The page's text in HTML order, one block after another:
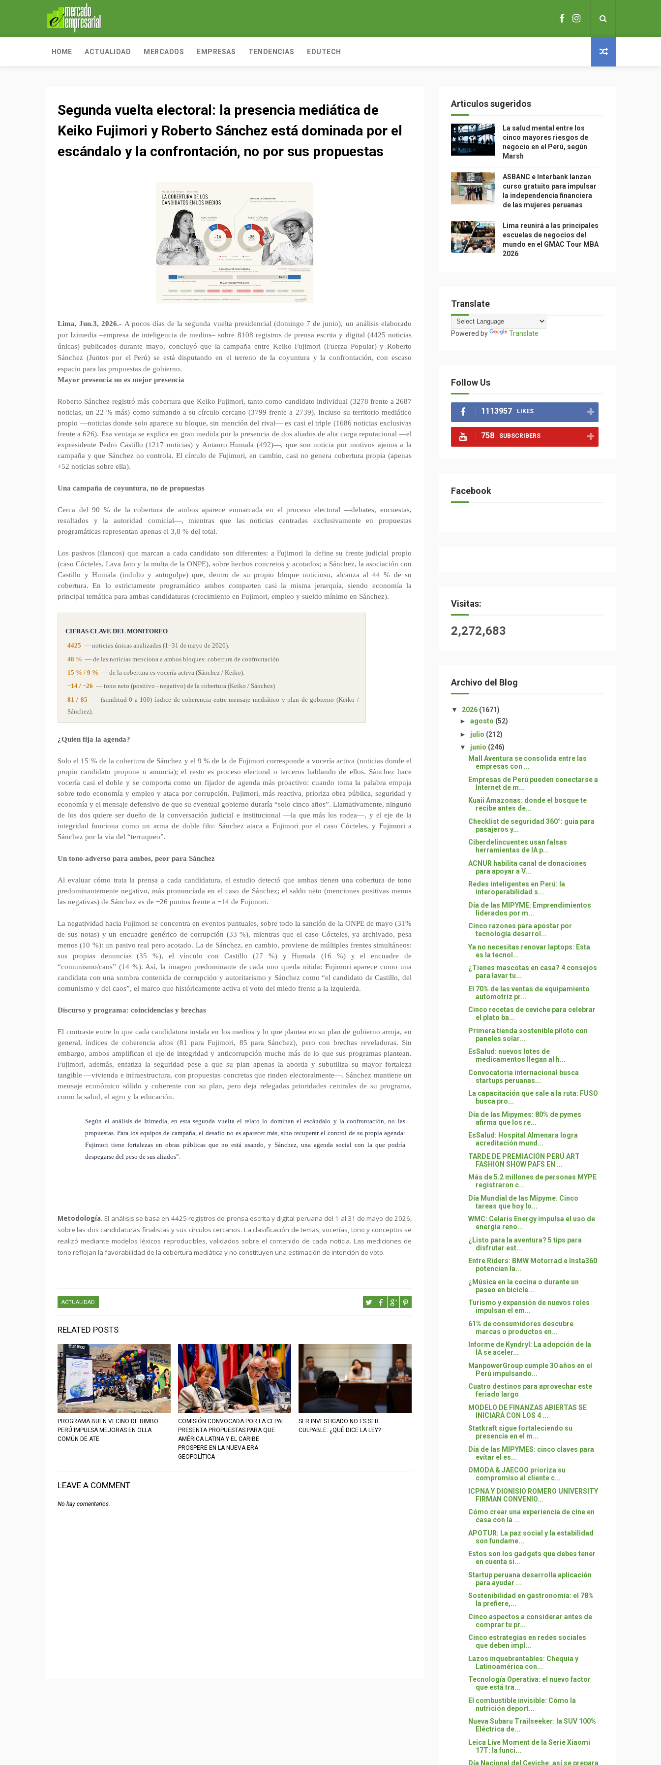
HOME ACTUALIDAD MERCADOS EMPRESAS TENDENCIAS EDUTECH
Segunda vuelta electoral: la presencia mediática de
Keiko Fujimori y Roberto Sánchez está dominada por el
escándalo y la confrontación, no por sus propuestas
Lima, Jun.3, 2026.- A pocos días de la segunda vuelta presidencial (domingo 7 de junio), un análisis elaborado
por Izimedia –empresa de inteligencia de medios– sobre 8108 registros de prensa escrita y digital (4425 noticias
únicas) publicados durante mayo, concluyó que la campaña entre Keiko Fujimori (Fuerza Popular) y Roberto
Sánchez (Juntos por el Perú) se está disputando en el terreno de la coyuntura y la confrontación, con escaso
espacio para las propuestas de gobierno.
Mayor presencia no es mejor presencia
Roberto Sánchez registró más cobertura que Keiko Fujimori, tanto como candidato individual (3278 frente a 2687
noticias, un 22 % más) como sumando a su círculo cercano (3799 frente a 2739). Incluso su territorio mediático
propio —noticias donde solo aparece su bloque, sin mención del rival— es casi el triple (1686 noticias exclusivas
frente a 626). Esa ventaja se explica en gran medida por la presencia de dos aliados de alta carga reputacional —el
expresidente Pedro Castillo (1217 noticias) y Antauro Humala (492)—, que son noticia por motivos ajenos a la
campaña y que Sánchez no controla. El círculo de Fujimori, en cambio, casi no genera cobertura propia (apenas
+52 noticias sobre ella).
Una campaña de coyuntura, no de propuestas
Cerca del 90 % de la cobertura de ambos aparece enmarcada en el proceso electoral —debates, encuestas,
resultados y la autoridad comicial—, mientras que las noticias centradas exclusivamente en propuestas
programáticas representan apenas el 3,8 % del total.
Los pasivos (flancos) que marcan a cada candidato son diferentes: a Fujimori la define su frente judicial propio
(caso Cócteles, Lava Jato y la multa de la ONPE), sobre hechos concretos y acotados; a Sánchez, la asociación con
Castillo y Humala (indulto y autogolpe) que, dentro de su propio bloque noticioso, alcanza al 44 % de su
cobertura. En lo estrictamente programático ambos comparten casi la misma jerarquía, siendo economía la
principal temática para ambas candidaturas (crecimiento en Fujimori, empleo y sueldo mínimo en Sánchez).
CIFRAS CLAVE DEL MONITOREO
4425 — noticias únicas analizadas (1–31 de mayo de 2026).
48 % — de las noticias menciona a ambos bloques: cobertura de confrontación.
15 % / 9 % — de la cobertura es vocería activa (Sánchez / Keiko).
−14 / −26 — tono neto (positivo - negativo) de la cobertura (Keiko / Sánchez)
81 / 85
— (similitud 0 a 100) índice de coherencia entre mensaje mediático y plan de gobierno (Keiko /
Sánchez).
¿Quién fija la agenda?
Solo el 15 % de la cobertura de Sánchez y el 9 % de la de Fujimori corresponde a vocería activa (noticias donde el
propio candidato propone o anuncia); el resto es proceso electoral o terceros hablando de ellos. Sánchez hace
vocería casi el doble y se comporta como un fijador de agenda más proactivo: cuando toma la palabra empuja
sobre todo economía y empleo y ataca por corrupción. Fujimori, más reactiva, prioriza obra pública, seguridad y
economía y el mensaje defensivo de que su eventual gobierno duraría “solo cinco años”. Llamativamente, ninguno
de los dos quiere ser dueño de la conversación judicial e institucional —la que más los rodea—, y el eje de la
integridad funciona como un arma de doble filo: Sánchez ataca a Fujimori por el caso Cócteles, y Fujimori a
Sánchez por la vía del “terruqueo”.
Un tono adverso para ambos, peor para Sánchez
Al evaluar cómo trata la prensa a cada candidatura, el estudio detectó que ambas tienen una cobertura de tono
predominantemente negativo, más pronunciada en el caso de Sánchez; el saldo neto (menciones positivas menos
las negativas) de Sánchez es de −26 puntos frente a −14 de Fujimori.
La negatividad hacia Fujimori se concentra en eventos puntuales, sobre todo la sanción de la ONPE de mayo (31%
de sus notas) y un encuadre genérico de corrupción (33 %), mientras que el caso Cócteles, ya archivado, pesa
menos (10 %): un pasivo real pero acotado. La de Sánchez, en cambio, proviene de múltiples frentes simultáneos:
sus propias denuncias (35 %), el vínculo con Castillo (27 %) y Humala (16 %) y el encuadre de
“comunismo/caos” (14 %). Así, la imagen predominante de cada uno queda nítida: Fujimori aparece como una
candidata con una sombra contenida de corrupción y autoritarismo y Sánchez como “el candidato de Castillo, del
comunismo y del caos”, el marco que históricamente activa el voto del miedo frente a la izquierda.
Discurso y programa: coincidencias y brechas
El contraste entre lo que cada candidatura instala en los medios y lo que plantea en su plan de gobierno arroja, en
general, índices de coherencia altos (81 para Fujimori, 85 para Sánchez), pero con brechas reveladoras. Sin
embargo, ambos amplifican el eje de integridad y anticorrupción mucho más de lo que sus programas plantean.
Fujimori, además, enfatiza la seguridad pese a que su plan apenas la aborda y subutiliza su mayor fortaleza
tangible —vivienda e infraestructura, con propuestas concretas que rinden electoralmente—. Sánchez mantiene un
mensaje económico sólido y coherente con su plan, pero deja relegadas prioridades centrales de su programa,
como la salud, el agro y la educación.
Según el análisis de Izimedia, en esta segunda vuelta el relato lo dominan el escándalo y la confrontación, no las
propuestas. Para los equipos de campaña, el desafío no es aparecer más, sino recuperar el control de su propia agenda:
Fujimori tiene fortalezas en obras públicas que no está usando, y Sánchez, una agenda social con la que podría
despegarse del peso de sus aliados”.
Metodología.El análisis se basa en 4425 registros de prensa escrita y digital peruana del 1 al 31 de mayo de 2026,
sobre las dos candidaturas finalistas y sus círculos cercanos. La clasificación de temas, vocerías, tono y conceptos se
realizó mediante modelos léxicos reproducibles, validados sobre el contenido de cada noticia. Las mediciones de
tono reflejan la favorabilidad de la cobertura mediática y no constituyen una estimación de intención de voto.
ACTUALIDAD
RELATED POSTS
PROGRAMA BUEN VECINO DE BIMBO
PERÚ IMPULSA MEJORAS EN OLLA
COMÚN DE ATE
COMISIÓN CONVOCADA POR LA CEPAL
PRESENTA PROPUESTAS PARA QUE
AMÉRICA LATINA Y EL CARIBE
PROSPERE EN LA NUEVA ERA
GEOPOLÍTICA
SER INVESTIGADO NO ES SER
CULPABLE: ¿QUÉ DICE LA LEY?
LEAVE A COMMENT
No hay comentarios.
Articulos sugeridos
La salud mental entre los
cinco mayores riesgos de
negocio en el Perú, según
Marsh
ASBANC e Interbank lanzan
curso gratuito para impulsar
la independencia financiera
de las mujeres peruanas
Lima reunirá a las principales
escuelas de negocios del
mundo en el GMAC Tour MBA
2026
Translate
Powered by Translate
Follow Us
1113957 LIKES
758 SUBSCRIBERS
Facebook
Visitas:
2,272,683
Archivo del Blog
▼ 2026 (1671)
► agosto (52)
► julio (212)
▼ junio (246)
Mall Aventura se consolida entre las
empresas con ...
Empresas de Perú pueden conectarse a
Internet de m...
Kuaii Amazonas: donde el bosque te
recibe antes de...
Checklist de seguridad 360°: guía para
pasajeros y...
Ciberdelincuentes usan falsas
herramientas de IA p...
ACNUR habilita canal de donaciones
para apoyar a V...
Redes inteligentes en Perú: la
interoperabilidad s...
Día de las MIPYME: Emprendimientos
liderados por m...
Cinco razones para apostar por
tecnología desarrol...
Ya no necesitas renovar laptops: Esta
es la tecnol...
¿Tienes mascotas en casa? 4 consejos
para lavar tu...
El 70% de las ventas de equipamiento
automotriz pr...
Cinco recetas de ceviche para celebrar
el plato ba...
Primera tienda sostenible piloto con
paneles solar...
EsSalud: nuevos lotes de
medicamentos llegan al h...
Convocatoria internacional busca
startups peruanas...
La capacitación que sale a la ruta: FUSO
busca pro...
Día de las Mipymes: 80% de pymes
afirma que los re...
EsSalud: Hospital Almenara logra
acreditación mund...
TARDE DE PREMIACIÓN PERÚ ART
FASHION SHOW PAFS EN ...
Más de 5.2 millones de personas MYPE
registraron c...
Día Mundial de las Mipyme: Cinco
tareas que hoy lo...
WMC: Celaris Energy impulsa el uso de
energía reno...
¿Listo para la aventura? 5 tips para
disfrutar est...
Entre Riders: BMW Motorrad e Insta360
potencian la...
¿Música en la cocina o durante un
paseo en bicicle...
Turismo y expansión de nuevos roles
impulsan el em...
61% de consumidores descubre
marcas o productos en...
Informe de Kyndryl: La adopción de la
IA se aceler...
ManpowerGroup cumple 30 años en el
Perú impulsando...
Cuatro destinos para aprovechar este
feriado largo
MODELO DE FINANZAS ABIERTAS SE
INICIARÁ CON LOS 4 ...
Statkraft sigue fortaleciendo su
presencia en el m...
Día de las MIPYMES: cinco claves para
evitar el es...
OMODA & JAECOO prioriza su
compromiso al cliente c...
ICPNA Y DIONISIO ROMERO UNIVERSITY
FIRMAN CONVENIO...
Cómo crear una experiencia de cine en
casa con la ...
APOTUR: La paz social y la estabilidad
son fundame...
Estos son los gadgets que debes tener
en cuenta si...
Startup peruana desarrolla aplicación
para ayudar ...
Sostenibilidad en gastronomía: el 78%
la prefiere,...
Cinco aspectos a considerar antes de
comprar tu pr...
Cinco estrategias en redes sociales
que deben impl...
Lazos inquebrantables: Chequia y
Latinoamérica con...
Tecnología Operativa: el nuevo factor
que está tra...
El combustible invisible: Cómo la
nutrición deport...
Nueva Subaru Trailseeker: la SUV 100%
Eléctrica de...
Leica Live Moment de la Serie Xiaomi
17T: la funci...
Día Nacional del Ceviche: así se prepara